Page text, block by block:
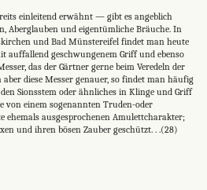
einleitend erwähnt — gibt es angeblich
Aberglauben und eigentümliche Bräuche. In
und Bad Münstereifel findet man heute
auffallend geschwungenem Griff und ebenso
das der Gärtner gerne beim Veredeln der
diese Messer genauer, so findet man häufig
den Sionsstem oder ähnliches in Klinge und Griff
von einem sogenannten Truden-oder
ehemals ausgesprochenen Amulettcharakter;
und ihren bösen Zauber geschützt. . .(28)